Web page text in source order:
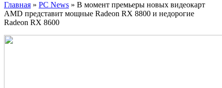
Главная » PC News » В момент премьеры новых видеокарт
AMD представит мощные Radeon RX 8800 и недорогие
Radeon RX 8600